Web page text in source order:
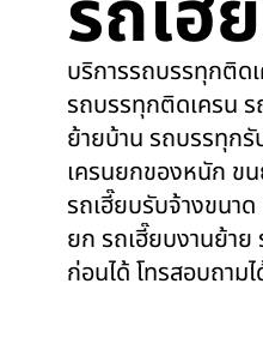
บริการรถบรรทุกติดเ
รถบรรทุกติดเครน
ย้ายบ้าน รถบรรทุก
เครนยกของหนัก ข
รถเฮี๊ยบรับจ้างขนา
ยก รถเฮี๊ยบงานย้าย
ก่อนได้ โทรสอบถาม